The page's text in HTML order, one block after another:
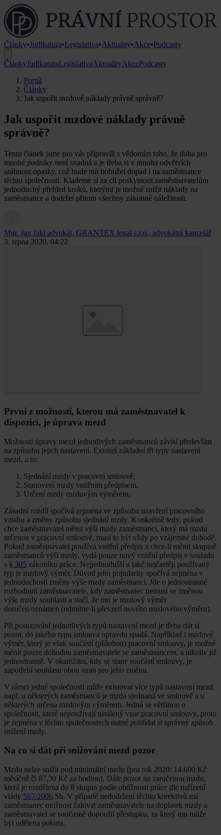
Články•Judikatura•Legislativa•Aktuality•Akce•Podcasty
ČlánkyJudikaturaLegislativaAktualityAkcePodcasty
Portál
Články
Jak uspořit mzdové náklady právně správně?
Jak uspořit mzdové náklady právně
správně?
Tento článek jsme pro vás připravili s vědomím toho, že doba pro
mnohé podniky není snadná a je třeba si v mnoha odvětvích
utáhnout opasky, což bude mít bohužel dopad i na zaměstnance
těchto společností. Klademe si za cíl poskytnout zaměstnavatelům
jednoduchý přehled kroků, kterými je možné snížit náklady na
zaměstnance a dodržet přitom všechny zákonné náležitosti.
Mgr. Jan Jakl advokát, GRANTEX legal s.r.o., advokátní kancelář
3. srpna 2020, 04:22
První z možností, kterou má zaměstnavatel k
dispozici, je úprava mezd
Možnosti úpravy mezd jednotlivých zaměstnanců závisí především
na způsobu jejich nastavení. Existují základní tři typy nastavení
mezd, a to:
Sjednání mzdy v pracovní smlouvě,
Stanovení mzdy vnitřním předpisem,
Určení mzdy mzdovým výměrem.
Zásadní rozdíl spočívá zejména ve způsobu uzavření pracovního
vztahu a změny způsobu sjednání mzdy. Konkrétně tedy, pokud
chce zaměstnavatel měnit výši mzdy zaměstnanci, který má mzdu
určenou v pracovní smlouvě, musí to být vždy po vzájemné dohodě.
Pokud zaměstnavatel používá vnitřní předpis a chce-li měnit skupině
zaměstnanců výši mzdy, vydá pouze nový vnitřní předpis v souladu
s § 305 zákoníku práce. Nejjednodušší a také nejčastěji používaný
typ je mzdový výměr. Důvod jeho popularity spočívá zejména v
jednoduchosti změny výše mzdy zaměstnanci. Jde o jednostranné
rozhodnutí zaměstnavatele, kdy zaměstnanec nemusí se změnou
výše mzdy souhlasit a stačí, že mu je mzdový výměr
doručen/oznámen (odmítne-li převzetí nového mzdového výměru).
Při posuzování jednotlivých typů nastavení mezd je třeba dát si
pozor, do jakého typu smlouva opravdu spadá. Například i mzdový
výměr, který je však součástí (přílohou) pracovní smlouvy, je možné
měnit pouze dohodou zaměstnavatele se zaměstnancem, a nikoliv již
jednostranně. V okamžiku, kdy se stane součástí smlouvy, je
zapotřebí souhlasu obou stran pro jeho změnu.
V rámci jedné společnosti může existovat více typů nastavení mezd,
např. u některých zaměstnanců je mzda sjednaná ve smlouvě a u
některých určena mzdovým výměrem. Jedná se většinou o
společnosti, které nepoužívají ustálený vzor pracovní smlouvy, proto
je zejména v těchto společnostech nutné pohlídat si správný způsob
snížení mzdy.
Na co si dát při snižování mezd pozor
Mzdu nelze snížit pod minimální mzdu (pro rok 2020: 14.600 Kč
měsíčně či 87,30 Kč za hodinu). Dále pozor na zaručenou mzdu,
která je rozdělena do 8 skupin podle obtížnosti práce dle nařízení
vlády 567/2006 Sb. V případě nedodržení těchto korektivů má
zaměstnanec možnost žalovat zaměstnavatele na doplatek mzdy a
zaměstnavatel se současně dopouští přestupku, za který mu může
být udělena pokuta.